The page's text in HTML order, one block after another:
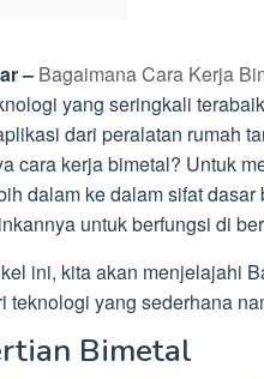
– Bagaimana Cara Kerja
yang seringkali
dari peralatan rumah
cara kerja bimetal? Untuk
dalam ke dalam sifat
untuk berfungsi di
ini, kita akan menjelajahi
teknologi yang sederhana
Bimetal